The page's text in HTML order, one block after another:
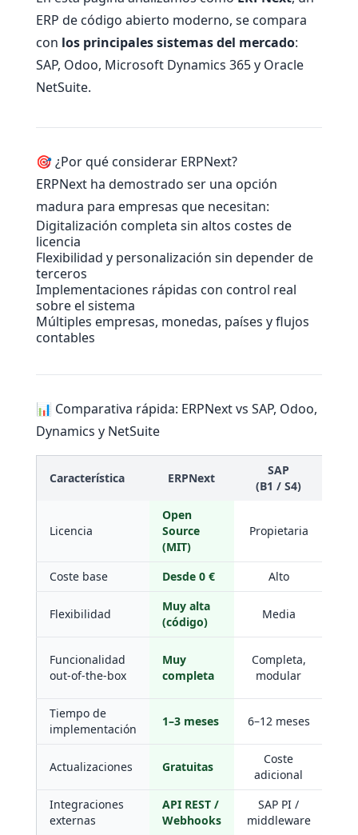
ERP de código abierto moderno, se compara
con los principales sistemas del mercado:
SAP, Odoo, Microsoft Dynamics 365 y Oracle
NetSuite.
🎯 ¿Por qué considerar ERPNext?
ERPNext ha demostrado ser una opción
madura para empresas que necesitan:
Digitalización completa sin altos costes de
licencia
Flexibilidad y personalización sin depender de
terceros
Implementaciones rápidas con control real
sobre el sistema
Múltiples empresas, monedas, países y flujos
contables
📊 Comparativa rápida: ERPNext vs SAP, Odoo,
Dynamics y NetSuite
Característica ERPNext
SAP
(B1 / S4)
Licencia
Open
Source
(MIT)
Propietaria
Coste base Desde 0 € Alto
Flexibilidad
Muy alta
(código)
Media
Funcionalidad
out-of-the-box
Muy
completa
Completa,
modular
Tiempo de
implementación
1–3 meses 6–12 meses
Actualizaciones Gratuitas
Coste
adicional
Integraciones
externas
API REST /
Webhooks
SAP PI /
middleware